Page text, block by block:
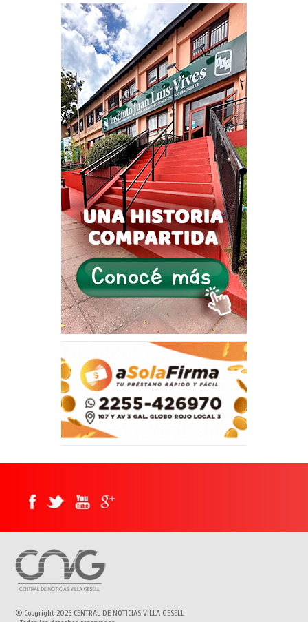
® Copyright 2026 CENTRAL DE NOTICIAS VILLA GESELL